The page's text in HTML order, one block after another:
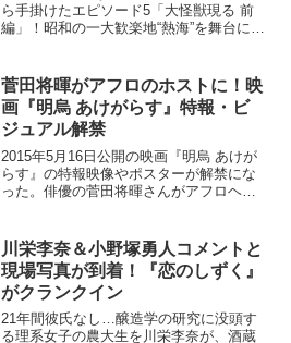
ら手掛けたエピソード5「大怪獣現る 前
編」！昭和の一大歓楽地“熱海”を舞台に、
られんとしている…!?押井監督も「熱海
と言えば温...
菅田将暉がアフロのホストに！映
画『明烏 あけがらす』特報・ビ
ジュアル解禁
2015年5月16日公開の映画『明烏 あけが
らす』の特報映像やポスターが解禁にな
った。俳優の菅田将暉さんがアフロヘア
福田雄一氏。福田組、そして主題歌は注
目株のAle...
川栄李奈＆小野塚勇人コメントと
現場写真が到着！『恋のしずく』
がクランクイン
21年間彼氏なし…醸造学の研究に没頭す
る理系女子の農大生を川栄李奈が、酒蔵